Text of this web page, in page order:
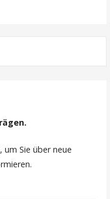
um Sie über neue